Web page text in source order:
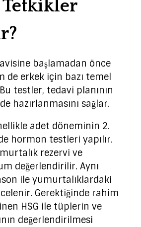
başlamadan önce
de erkek için bazı temel
testler, tedavi planının
hazırlanmasını sağlar.
adet döneminin 2.
hormon testleri yapılır.
rezervi ve
değerlendirilir. Aynı
ile yumurtalıklardaki
Gerektiğinde rahim
HSG ile tüplerin ve
değerlendirilmesi